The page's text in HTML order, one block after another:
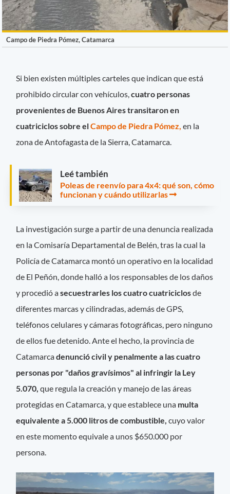
Campo de Piedra Pómez, Catamarca
Si bien existen múltiples carteles que indican que está
prohibido circular con vehículos,cuatro personas
provenientes de Buenos Aires transitaron en
cuatriciclos sobre elCampo de Piedra Pómez, en la
zona de Antofagasta de la Sierra, Catamarca.
Leé también
Poleas de reenvío para 4x4: qué son, cómo
funcionan y cuándo utilizarlas
La investigación surge a partir de una denuncia realizada
en la Comisaría Departamental de Belén, tras la cual la
Policía de Catamarca montó un operativo en la localidad
de El Peñón, donde halló a los responsables de los daños
y procedió asecuestrarles los cuatro cuatriciclosde
diferentes marcas y cilindradas, además de GPS,
teléfonos celulares y cámaras fotográficas, pero ninguno
de ellos fue detenido. Ante el hecho, la provincia de
Catamarcadenunció civil y penalmente a las cuatro
personas por "daños gravísimos" al infringir la Ley
5.070,que regula la creación y manejo de las áreas
protegidas en Catamarca, y que establece una multa
equivalente a 5.000 litros de combustible, cuyo valor
en este momento equivale a unos $650.000 por
persona.